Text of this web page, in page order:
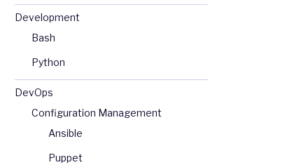
Development
Bash
Python
DevOps
Configuration Management
Ansible
Puppet